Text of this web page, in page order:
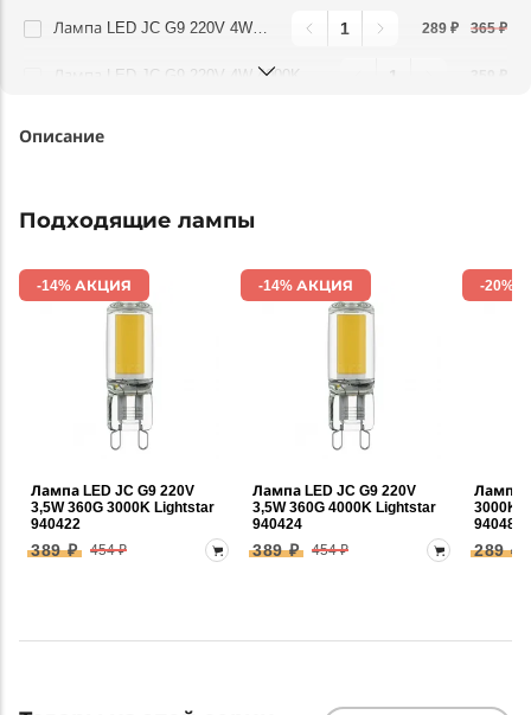
Лампа LED JC G9 220V 4W 3000K 360G FR Lightstar 940482 289 ₽ 365 ₽
Лампа LED JC G9 220V 4W 4000K 360G FR Lightstar 940484
Описание
Подходящие лампы
-14% АКЦИЯ
Лампа LED JC G9 220V
3,5W 360G 3000K Lightstar
940422
389 ₽ 454 ₽
-14% АКЦИЯ
Лампа LED JC G9 220V
3,5W 360G 4000K Lightstar
940424
389 ₽ 454 ₽
-20%
Лампа
3000K
940482
289 ₽